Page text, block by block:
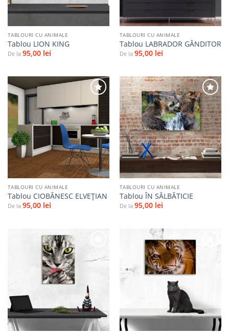
TABLOURI CU ANIMALE
Tablou LION KING
De la 95,00 lei
TABLOURI CU ANIMALE
Tablou LABRADOR GÂNDITOR
De la 95,00 lei
Adaugă
la
favorite
TABLOURI CU ANIMALE
Tablou CIOBĂNESC ELVEȚIAN
De la 95,00 lei
Adaugă
la
favorite
TABLOURI CU ANIMALE
Tablou ÎN SĂLBĂTICIE
De la 95,00 lei
favorite
Adaugă